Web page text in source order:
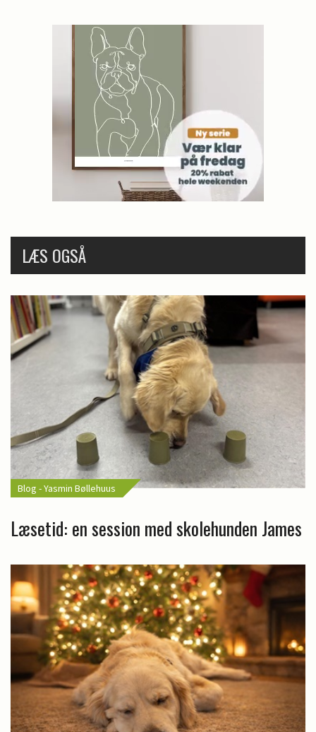
LÆS OGSÅ
Blog - Yasmin Bøllehuus
Læsetid: en session med skolehunden James